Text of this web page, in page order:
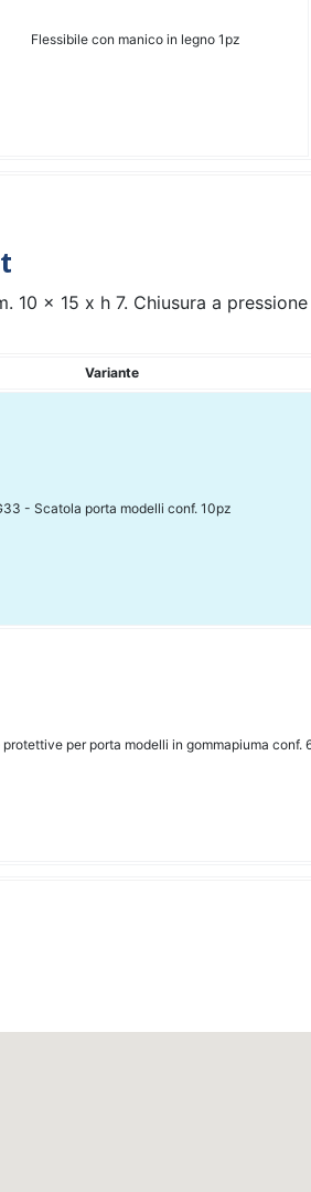
Flessibile con manico in legno 1pz
x 15 x h 7. Chiusura a
Variante
- Scatola porta modelli conf. 10pz
per porta modelli in gommapiuma conf.